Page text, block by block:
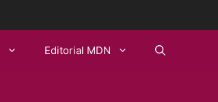
Editorial MDN